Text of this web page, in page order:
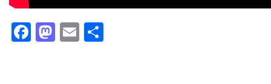
Facebook
Mastodon
Email